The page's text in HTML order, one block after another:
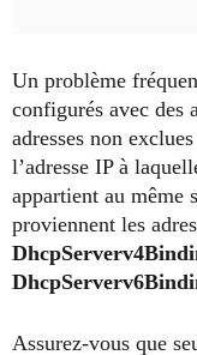
Un problème
configurés avec des
adresses non
l’adresse IP à
appartient au même
proviennent les
Assurez-vous que